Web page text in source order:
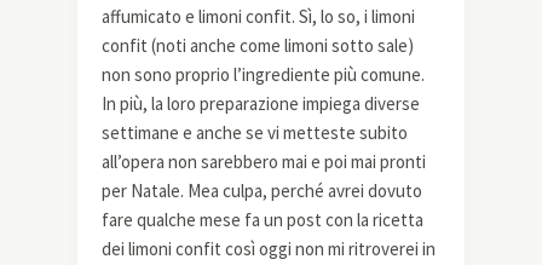
affumicato e limoni confit. Sì, lo so, i limoni
confit (noti anche come limoni sotto sale)
non sono proprio l’ingrediente più comune.
In più, la loro preparazione impiega diverse
settimane e anche se vi metteste subito
all’opera non sarebbero mai e poi mai pronti
per Natale. Mea culpa, perché avrei dovuto
fare qualche mese fa un post con la ricetta
dei limoni confit così oggi non mi ritroverei in